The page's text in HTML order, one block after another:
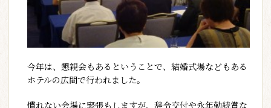
今年は、懇親会もあるということで、結婚式場などもある
ホテルの広間で行われました。
慣れない会場に緊張もしますが、辞令交付や永年勤続賞な